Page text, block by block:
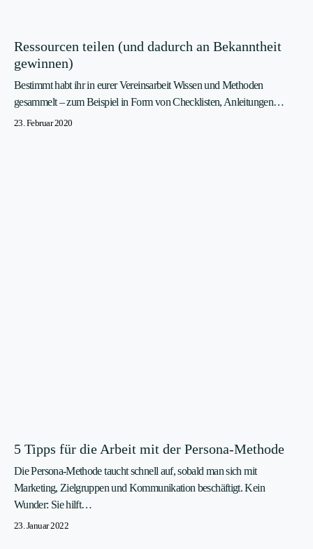
Ressourcen teilen (und dadurch an Bekanntheit
gewinnen)
Bestimmt habt ihr in eurer Vereinsarbeit Wissen und Methoden
gesammelt – zum Beispiel in Form von Checklisten, Anleitungen…
23. Februar 2020
5 Tipps für die Arbeit mit der Persona-Methode
Die Persona-Methode taucht schnell auf, sobald man sich mit
Marketing, Zielgruppen und Kommunikation beschäftigt. Kein
Wunder: Sie hilft…
23. Januar 2022